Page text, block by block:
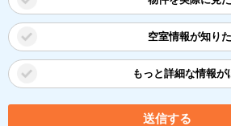
空室情報が知り
もっと詳細な情報が
送信する